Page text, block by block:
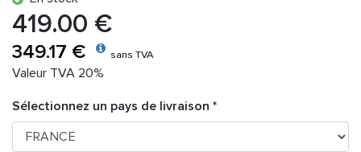
419.00 €
349.17 € sans TVA
Valeur TVA 20%
Sélectionnez un pays de livraison *